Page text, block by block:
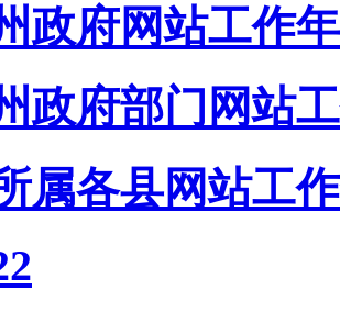
政府网站工作
政府部门网站
属各县网站工